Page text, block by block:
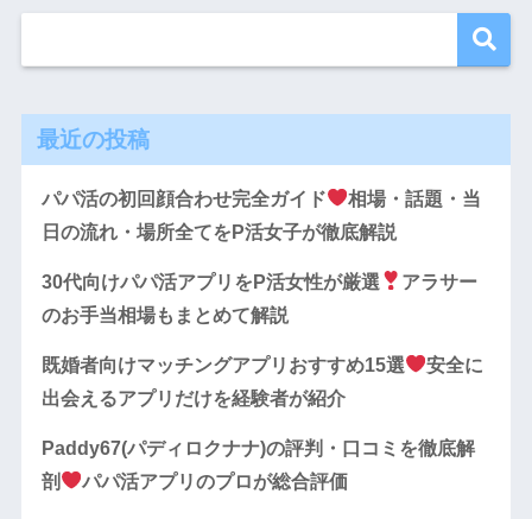
最近の投稿
パパ活の初回顔合わせ完全ガイド
相場・話題・当
日の流れ・場所全てをP活女子が徹底解説
30代向けパパ活アプリをP活女性が厳選
アラサー
のお手当相場もまとめて解説
既婚者向けマッチングアプリおすすめ15選
安全に
出会えるアプリだけを経験者が紹介
Paddy67(パディロクナナ)の評判・口コミを徹底解
剖
パパ活アプリのプロが総合評価